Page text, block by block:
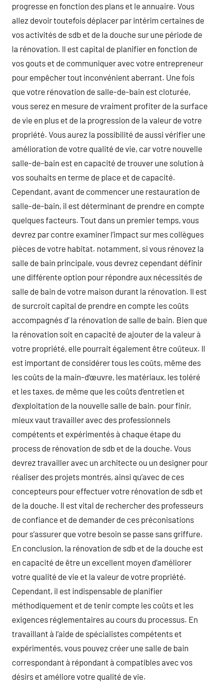
progresse en fonction des plans et le annuaire. Vous
allez devoir toutefois déplacer par intérim certaines de
vos activités de sdb et de la douche sur une période de
la rénovation. Il est capital de planifier en fonction de
vos gouts et de communiquer avec votre entrepreneur
pour empêcher tout inconvénient aberrant. Une fois
que votre rénovation de salle-de-bain est cloturée,
vous serez en mesure de vraiment profiter de la surface
de vie en plus et de la progression de la valeur de votre
propriété. Vous aurez la possibilité de aussi vérifier une
amélioration de votre qualité de vie, car votre nouvelle
salle-de-bain est en capacité de trouver une solution à
vos souhaits en terme de place et de capacité.
Cependant, avant de commencer une restauration de
salle-de-bain, il est déterminant de prendre en compte
quelques facteurs. Tout dans un premier temps, vous
devrez par contre examiner l’impact sur mes collègues
pièces de votre habitat. notamment, si vous rénovez la
salle de bain principale, vous devrez cependant définir
une différente option pour répondre aux nécessités de
salle de bain de votre maison durant la rénovation. Il est
de surcroit capital de prendre en compte les coûts
accompagnés d’ la rénovation de salle de bain. Bien que
la rénovation soit en capacité de ajouter de la valeur à
votre propriété, elle pourrait également être coûteux. Il
est important de considérer tous les coûts, même des
les coûts de la main-d’œuvre, les matériaux, les toléré
et les taxes, de même que les coûts d’entretien et
d’exploitation de la nouvelle salle de bain. pour finir,
mieux vaut travailler avec des professionnels
compétents et expérimentés à chaque étape du
process de rénovation de sdb et de la douche. Vous
devrez travailler avec un architecte ou un designer pour
réaliser des projets montrés, ainsi qu’avec de ces
concepteurs pour effectuer votre rénovation de sdb et
de la douche. Il est vital de rechercher des professeurs
de confiance et de demander de ces préconisations
pour s’assurer que votre besoin se passe sans griffure.
En conclusion, la rénovation de sdb et de la douche est
en capacité de être un excellent moyen d’améliorer
votre qualité de vie et la valeur de votre propriété.
Cependant, il est indispensable de planifier
méthodiquement et de tenir compte les coûts et les
exigences réglementaires au cours du processus. En
travaillant à l’aide de spécialistes compétents et
expérimentés, vous pouvez créer une salle de bain
correspondant à répondant à compatibles avec vos
désirs et améliore votre qualité de vie.